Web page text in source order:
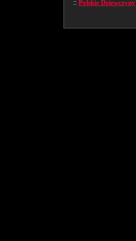
:: Polskie Dziewczyny